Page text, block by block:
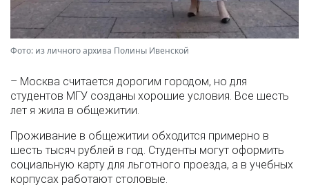
Фото: из личного архива Полины Ивенской
– Москва считается дорогим городом, но для
студентов МГУ созданы хорошие условия. Все шесть
лет я жила в общежитии.
Проживание в общежитии обходится примерно в
шесть тысяч рублей в год. Студенты могут оформить
социальную карту для льготного проезда, а в учебных
корпусах работают столовые.